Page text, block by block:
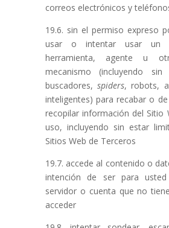
correos electrónicos y
19.6. sin el permiso expreso
usar o intentar usar un
herramienta, agente u
mecanismo (incluyendo
buscadores,spiders, robots,
inteligentes) para recabar o
recopilar información del Sitio
uso, incluyendo sin estar
Sitios Web de Terceros
19.7. accede al contenido o
intención de ser para
servidor o cuenta que no
acceder